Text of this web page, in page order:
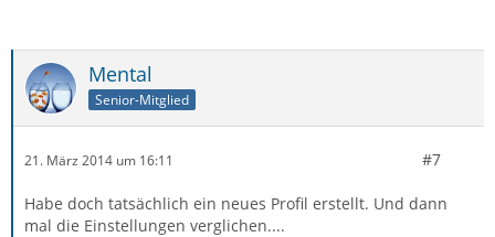
Mental
Senior-Mitglied
21. März 2014 um 16:11 #7
Habe doch tatsächlich ein neues Profil erstellt. Und dann
mal die Einstellungen verglichen....